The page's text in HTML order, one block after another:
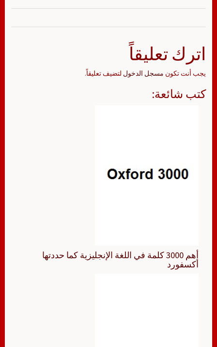
اترك تعليقاً
يجب أنت تكون مسجل الدخول لتضيف تعليقاً.
كتب شائعة:
أهم 3000 كلمة في اللغة الإنجليزية كما حددتها
أكسفورد